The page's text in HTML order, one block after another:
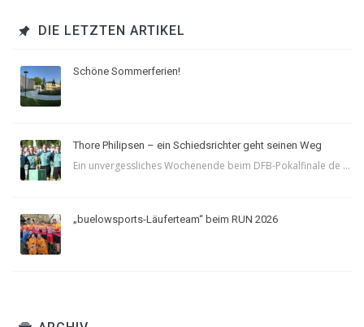
DIE LETZTEN ARTIKEL
Schöne Sommerferien!
Thore Philipsen – ein Schiedsrichter geht seinen Weg
Ein unvergessliches Wochenende beim DFB-Pokalfinale de ...
„buelowsports-Läuferteam“ beim RUN 2026